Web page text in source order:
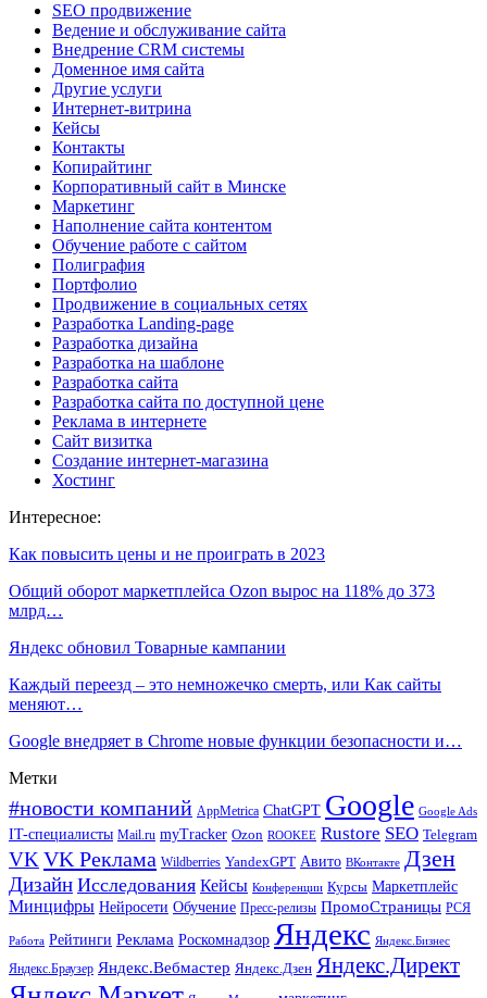
SEO продвижение
Ведение и обслуживание сайта
Внедрение CRM системы
Доменное имя сайта
Другие услуги
Интернет-витрина
Кейсы
Контакты
Копирайтинг
Корпоративный сайт в Минске
Маркетинг
Наполнение сайта контентом
Обучение работе с сайтом
Полиграфия
Портфолио
Продвижение в социальных сетях
Разработка Landing-page
Разработка дизайна
Разработка на шаблоне
Разработка сайта
Разработка сайта по доступной цене
Реклама в интернете
Сайт визитка
Создание интернет-магазина
Хостинг
Интересное:
Как повысить цены и не проиграть в 2023
Общий оборот маркетплейса Ozon вырос на 118% до 373
млрд…
Яндекс обновил Товарные кампании
Каждый переезд – это немножечко смерть, или Как сайты
меняют…
Google внедряет в Chrome новые функции безопасности и…
Метки
#новости компаний AppMetrica ChatGPT Google Google Ads
IT-специалисты Mail.ru myTracker Ozon ROOKEE Rustore SEO Telegram
VKVK Реклама Wildberries YandexGPT Авито ВКонтакте Дзен
Дизайн Исследования Кейсы Конференции Курсы Маркетплейс
Минцифры Нейросети Обучение Пресс-релизы ПромоСтраницы РСЯ
Работа Рейтинги Реклама Роскомнадзор Яндекс Яндекс.Бизнес
Яндекс.Браузер Яндекс.Вебмастер Яндекс.Дзен Яндекс.Директ